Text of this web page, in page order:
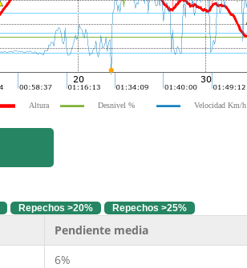
Altura Desnivel % Velocidad Km/h
Repechos >20% Repechos >25%
Pendiente media
6%